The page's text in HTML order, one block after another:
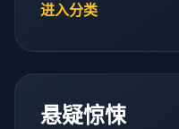
进入分类
悬疑惊悚